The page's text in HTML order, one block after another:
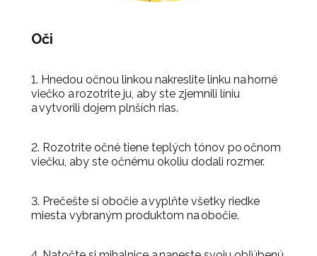
Oči
1. Hnedou očnou linkou nakreslite linku na horné
viečko a rozotrite ju, aby ste zjemnili líniu
a vytvorili dojem plnších rias.
2. Rozotrite očné tiene teplých tónov po očnom
viečku, aby ste očnému okoliu dodali rozmer.
3. Prečešte si obočie a vyplňte všetky riedke
miesta vybraným produktom na obočie.